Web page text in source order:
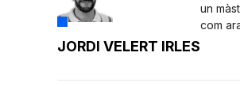
JORDI VELERT IRLES
un
com